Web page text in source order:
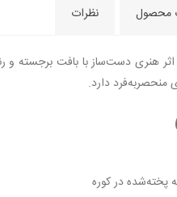
محصول نظرات
هنری دست‌ساز با بافت برجسته و
دارد.
در کوره